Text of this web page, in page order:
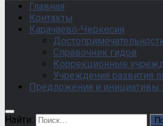
Главная
Контакты
Карачаево-Черкесия
Справочник гидов
Коррекционные
Учреждения развития
Предложения и
Найти: